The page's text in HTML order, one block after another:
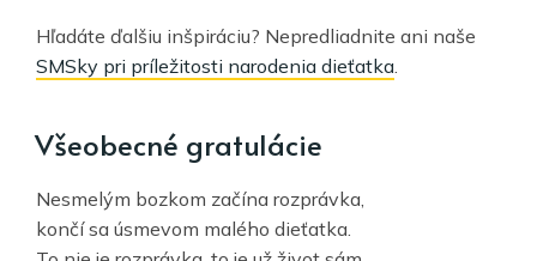
Hľadáte ďalšiu inšpiráciu? Nepredliadnite ani naše
SMSky pri príležitosti narodenia dieťatka
Všeobecné gratulácie
Nesmelým bozkom začína rozprávka,
končí sa úsmevom malého dieťatka.